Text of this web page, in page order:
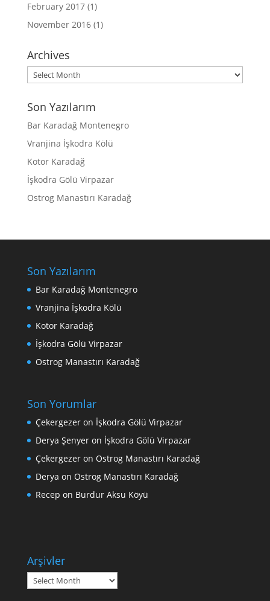
February 2017(1)
November 2016(1)
Archives
Archives
Son Yazılarım
Bar Karadağ Montenegro
Vranjina İşkodra Kölü
Kotor Karadağ
İşkodra Gölü Virpazar
Ostrog Manastırı Karadağ
Son Yazılarım
Bar Karadağ Montenegro
Vranjina İşkodra Kölü
Kotor Karadağ
İşkodra Gölü Virpazar
Ostrog Manastırı Karadağ
Son Yorumlar
Çekergezeron İşkodra Gölü Virpazar
Derya Şenyeron İşkodra Gölü Virpazar
Çekergezeron Ostrog Manastırı Karadağ
Derya on Ostrog Manastırı Karadağ
Recep on Burdur Aksu Köyü
Arşivler
Arşivler